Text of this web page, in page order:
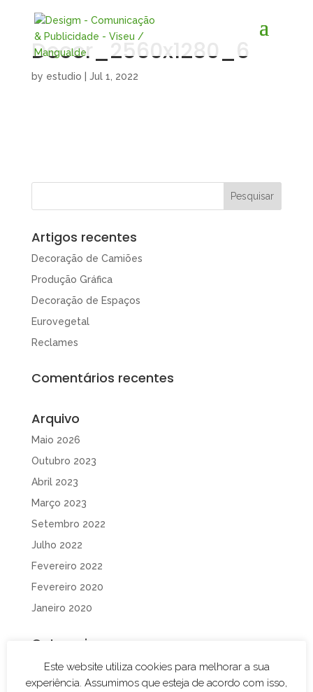
Decor_2560x1280_6
by estudio Jul 1, 2022
Artigos recentes
Decoração de Camiões
Produção Gráfica
Decoração de Espaços
Eurovegetal
Reclames
Comentários recentes
Arquivo
Maio 2026
Outubro 2023
Abril 2023
Março 2023
Setembro 2022
Julho 2022
Fevereiro 2022
Fevereiro 2020
Janeiro 2020
Categorias
Branding
Decoração de Espaços
Este website utiliza cookies para melhorar a sua
experiência. Assumimos que esteja de acordo com isso,